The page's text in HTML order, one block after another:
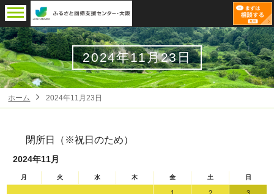
2024年11月23日
ホーム 2024年11月23日
閉所日（※祝日のため）
2024年11月
月 火 水 木 金 土 日